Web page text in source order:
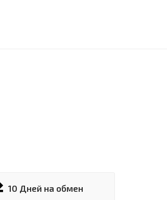
10 Дней на обмен